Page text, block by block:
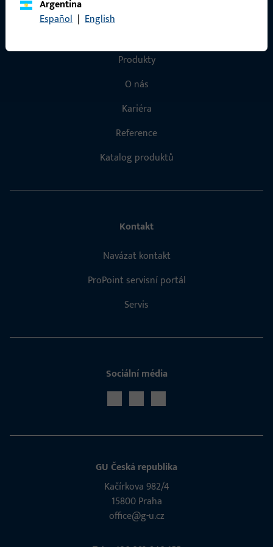
Argentina
Español | English
Produkty
O nás
Kariéra
Reference
Katalog produktů
Kontakt
Navázat kontakt
ProPoint servisní portál
Servis
Sociální média
GU Česká republika
Kačírkova 982/4
15800 Praha
office@g-u.cz